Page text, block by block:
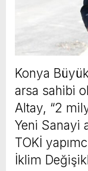
Konya
arsa sahibi
Altay, “2
Yeni Sanayi
TOKİ
İklim